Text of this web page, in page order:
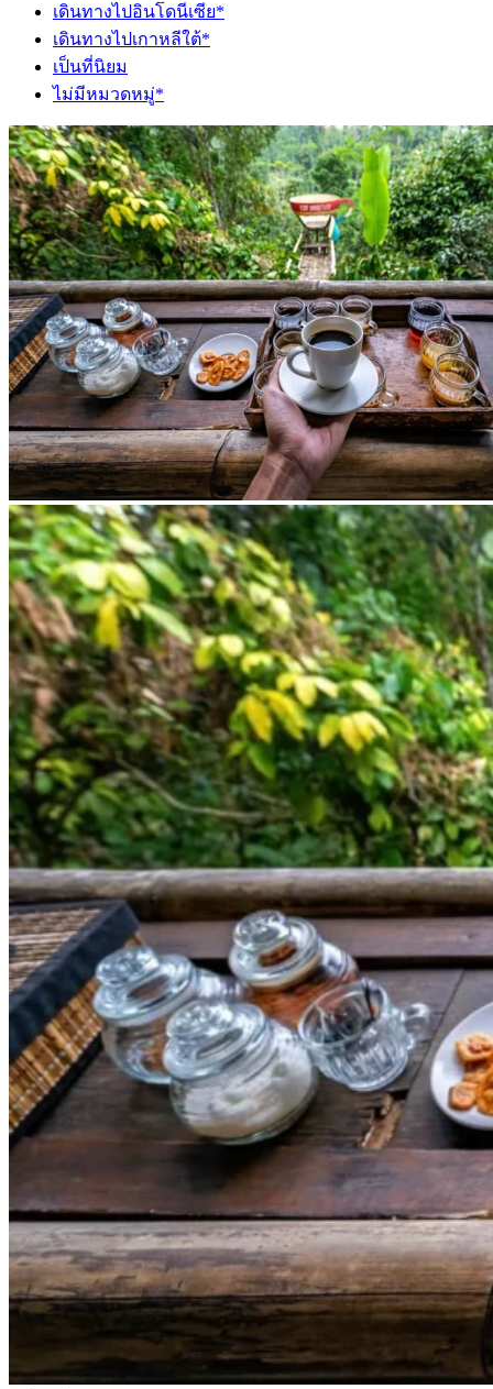
เดินทางไปอินโดนีเซีย*
เดินทางไปเกาหลีใต้*
เป็นที่นิยม
ไม่มีหมวดหมู่*